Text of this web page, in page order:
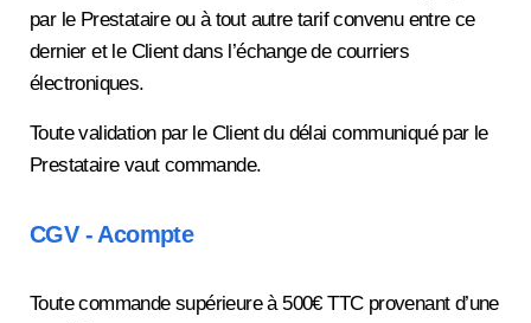
par le Prestataire ou à tout autre tarif convenu entre ce
dernier et le Client dans l’échange de courriers
électroniques.
Toute validation par le Client du délai communiqué par le
Prestataire vaut commande.
CGV - Acompte
Toute commande supérieure à 500€ TTC provenant d’une